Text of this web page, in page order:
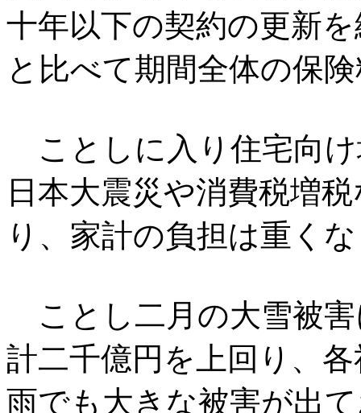
十年以下の契約の更新
と比べて期間全体の保
ことしに入り住宅向
日本大震災や消費税増
り、家計の負担は重く
ことし二月の大雪被
計二千億円を上回り、
雨でも大きな被害が出